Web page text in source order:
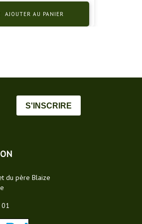
AJOUTER AU PANIER
S'INSCRIRE
du père Blaize